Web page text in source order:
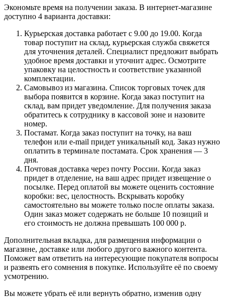
Экономьте время на получении заказа. В интернет-магазине
доступно 4 варианта доставки:
Курьерская доставка работает с 9.00 до 19.00. Когда
товар поступит на склад, курьерская служба свяжется
для уточнения деталей. Специалист предложит выбрать
удобное время доставки и уточнит адрес. Осмотрите
упаковку на целостность и соответствие указанной
комплектации.
Самовывоз из магазина. Список торговых точек для
выбора появится в корзине. Когда заказ поступит на
склад, вам придет уведомление. Для получения заказа
обратитесь к сотруднику в кассовой зоне и назовите
номер.
Постамат. Когда заказ поступит на точку, на ваш
телефон или e-mail придет уникальный код. Заказ нужно
оплатить в терминале постамата. Срок хранения — 3
дня.
Почтовая доставка через почту России. Когда заказ
придет в отделение, на ваш адрес придет извещение о
посылке. Перед оплатой вы можете оценить состояние
коробки: вес, целостность. Вскрывать коробку
самостоятельно вы можете только после оплаты заказа.
Один заказ может содержать не больше 10 позиций и
его стоимость не должна превышать 100 000 р.
Дополнительная вкладка, для размещения информации о
магазине, доставке или любого другого важного контента.
Поможет вам ответить на интересующие покупателя вопросы
и развеять его сомнения в покупке. Используйте её по своему
усмотрению.
Вы можете убрать её или вернуть обратно, изменив одну